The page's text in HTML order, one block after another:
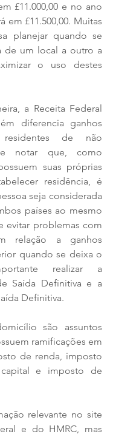
£11.000,00 e no ano
em £11.500,00. Muitas
planejar quando se
de um local a outro a
o uso destes
a Receita Federal
diferencia ganhos
de não
notar que, como
suas próprias
residência, é
seja considerada
países ao mesmo
evitar problemas com
relação a ganhos
quando se deixa o
realizar a
Saída Definitiva e a
Definitiva.
são assuntos
ramificações em
de renda, imposto
e imposto de
relevante no site
e do HMRC, mas